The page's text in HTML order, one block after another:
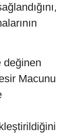
değinen
Macunu